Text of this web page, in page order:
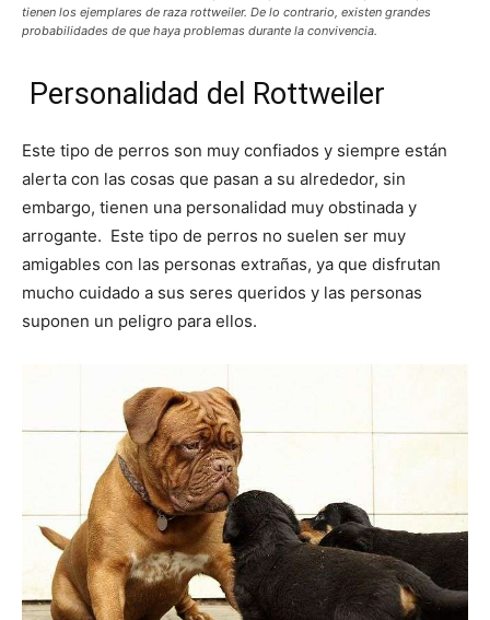
tienen los ejemplares de raza rottweiler. De lo contrario, existen grandes
probabilidades de que haya problemas durante la convivencia.
Personalidad del Rottweiler
Este tipo de perros son muy confiados y siempre están
alerta con las cosas que pasan a su alrededor, sin
embargo, tienen una personalidad muy obstinada y
arrogante. Este tipo de perros no suelen ser muy
amigables con las personas extrañas, ya que disfrutan
mucho cuidado a sus seres queridos y las personas
suponen un peligro para ellos.